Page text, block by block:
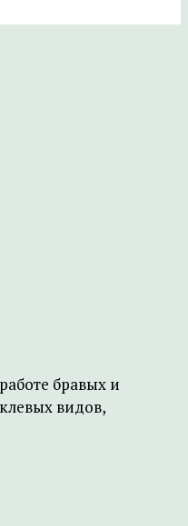
бравых и
видов,